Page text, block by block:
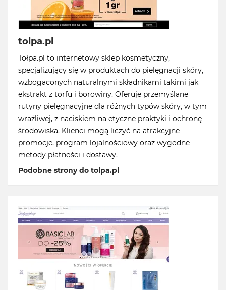
tolpa.pl
Tołpa.pl to internetowy sklep kosmetyczny,
specjalizujący się w produktach do pielęgnacji skóry,
wzbogaconych naturalnymi składnikami takimi jak
ekstrakt z torfu i borowiny. Oferuje przemyślane
rutyny pielęgnacyjne dla różnych typów skóry, w tym
wrażliwej, z naciskiem na etyczne praktyki i ochronę
środowiska. Klienci mogą liczyć na atrakcyjne
promocje, program lojalnościowy oraz wygodne
metody płatności i dostawy.
Podobne strony do tolpa.pl